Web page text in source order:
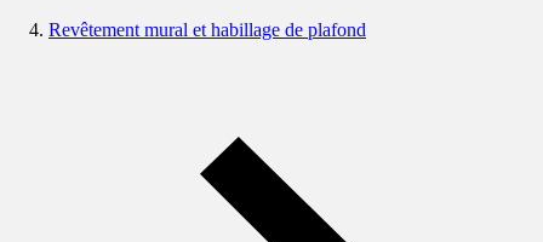
Revêtement mural et habillage de plafond